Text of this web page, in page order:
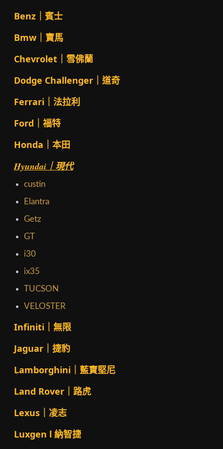
Benz｜賓士
Bmw｜寶馬
Chevrolet｜雪佛蘭
Dodge Challenger｜道奇
Ferrari｜法拉利
Ford｜福特
Honda｜本田
Hyundai｜現代
custin
Elantra
Getz
GT
i30
ix35
TUCSON
VELOSTER
Infiniti｜無限
Jaguar｜捷豹
Lamborghini｜藍寶堅尼
Land Rover｜路虎
Lexus｜凌志
Luxgen l 納智捷